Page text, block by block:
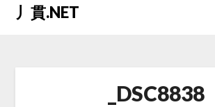
Skip丿貫.NET
_DSC8838